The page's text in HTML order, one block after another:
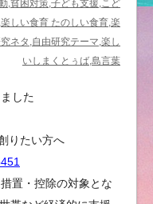
,貧困対策,子ども支援,こど
しい食育 たのしい食育,楽
ネタ,自由研究テーマ,楽し
いしまくとぅば,島言葉
した
りたい方へ
置・控除の対象とな